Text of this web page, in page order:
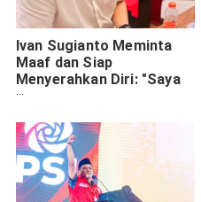
Ivan Sugianto Meminta
Maaf dan Siap
Menyerahkan Diri: "Saya
Menyesal"